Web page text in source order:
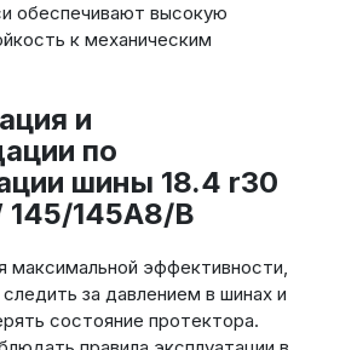
обеспечивают высокую
к механическим
и
по
шины 18.4 r30
145/145A8/B
максимальной эффективности,
за давлением в шинах и
состояние протектора.